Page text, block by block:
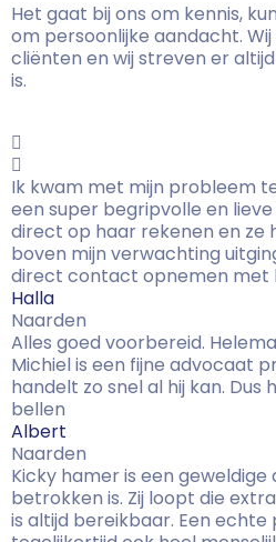
Het gaat bij ons om kennis,
om persoonlijke aandacht.
cliënten en wij streven er
is.
Ik kwam met mijn probleem
een super begripvolle en
direct op haar rekenen en ze
boven mijn verwachting
direct contact opnemen met
Halla
Naarden
Alles goed voorbereid.
Michiel is een fijne advocaat
handelt zo snel al hij kan. Dus
bellen
Albert
Naarden
Kicky hamer is een
betrokken is. Zij loopt die
is altijd bereikbaar. Een echte